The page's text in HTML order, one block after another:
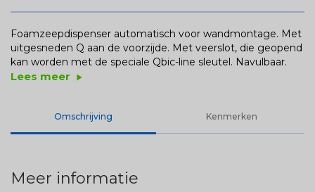
Foamzeepdispenser automatisch voor wandmontage. Met
uitgesneden Q aan de voorzijde. Met veerslot, die geopend
kan worden met de speciale Qbic-line sleutel. Navulbaar.
Lees meer play_arrow
Omschrijving Kenmerken
Meer informatie